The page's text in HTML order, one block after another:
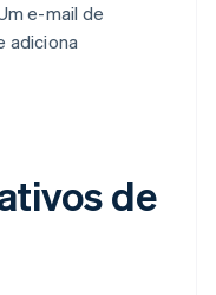
e-mail de
adiciona
de